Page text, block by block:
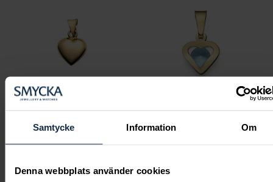
Samtycke Information Om
Denna webbplats använder cookies
Svedbom & Co
8,5mm
Svedbom & Co
Aqvamarin